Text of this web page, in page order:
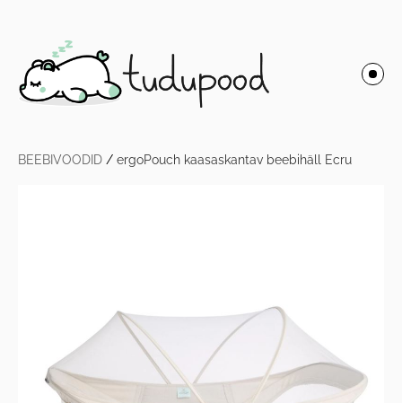
BEEBIVOODID / ergoPouch kaasaskantav beebihäll Ecru